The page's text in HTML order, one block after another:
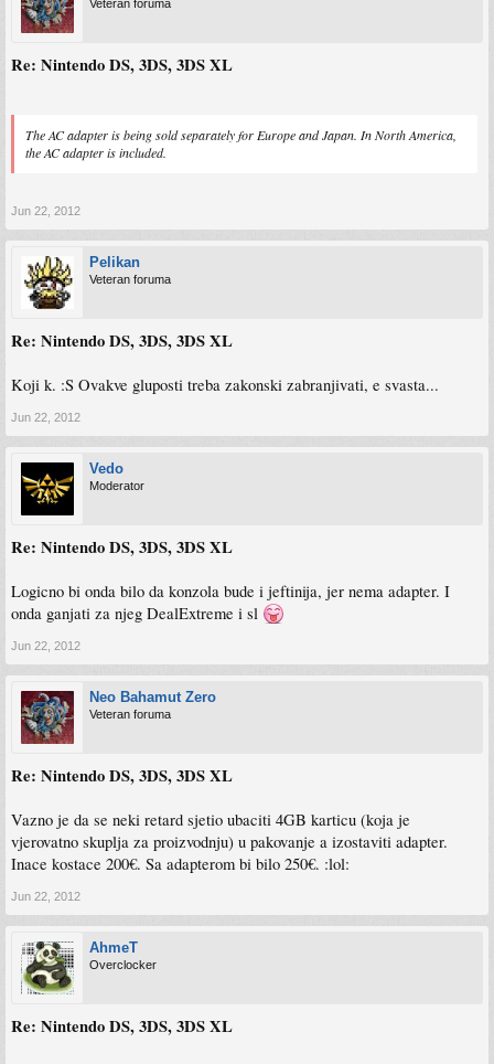
Veteran foruma
Re: Nintendo DS, 3DS, 3DS XL
The AC adapter is being sold separately for Europe and Japan. In North America,
the AC adapter is included.
Jun 22, 2012
Pelikan
Veteran foruma
Re: Nintendo DS, 3DS, 3DS XL
Koji k. :S Ovakve gluposti treba zakonski zabranjivati, e svasta...
Jun 22, 2012
Vedo
Moderator
Re: Nintendo DS, 3DS, 3DS XL
Logicno bi onda bilo da konzola bude i jeftinija, jer nema adapter. I
onda ganjati za njeg DealExtreme i sl
Jun 22, 2012
Neo Bahamut Zero
Veteran foruma
Re: Nintendo DS, 3DS, 3DS XL
Vazno je da se neki retard sjetio ubaciti 4GB karticu (koja je
vjerovatno skuplja za proizvodnju) u pakovanje a izostaviti adapter.
Inace kostace 200€. Sa adapterom bi bilo 250€. :lol:
Jun 22, 2012
AhmeT
Overclocker
Re: Nintendo DS, 3DS, 3DS XL